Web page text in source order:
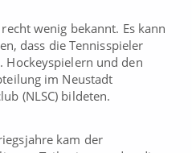
wenig bekannt. Es kann
dass die Tennisspieler
Hockeyspielern und den
im Neustadt
(NLSC) bildeten.
kam der